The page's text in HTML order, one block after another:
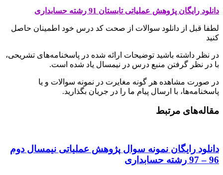
دانلود رایگان پژوهش عملیاتی تابستان 91 رشته حسابداری
لطفا قبل از دانلود سوالات از صحت کد درس خود اطمینان حاصل
کنید
در نظر داشته باشید توضیحات ارائه شده در پاسخنامه‌های تشریحی،
با در نظر گرفتن منبع درس در نیمسال یاد شده است.
در صورت مشاهده هر گونه مغایرت در نمونه سوالات و یا
پاسخنامه‌ها، با ارسال پیام ما را در جریان بگذارید.
مقاله‌های مرتبط
دانلود رایگان نمونه سوال پژوهش عملیاتی نیمسال دوم
96 – 97 رشته حسابداری